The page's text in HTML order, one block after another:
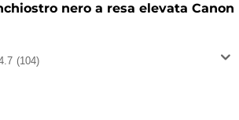
nero a resa elevata Canon
(104)